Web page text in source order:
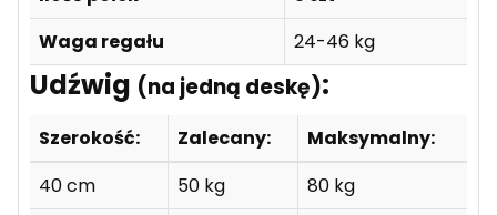
Waga regału
24-46 kg
Udźwig (na jedną deskę):
Szerokość: Zalecany:
Maksymalny:
40 cm
50 kg
80 kg